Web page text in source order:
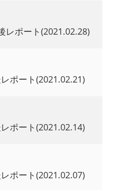
レポート(2021.02.28)
ポート(2021.02.21)
ポート(2021.02.14)
ポート(2021.02.07)